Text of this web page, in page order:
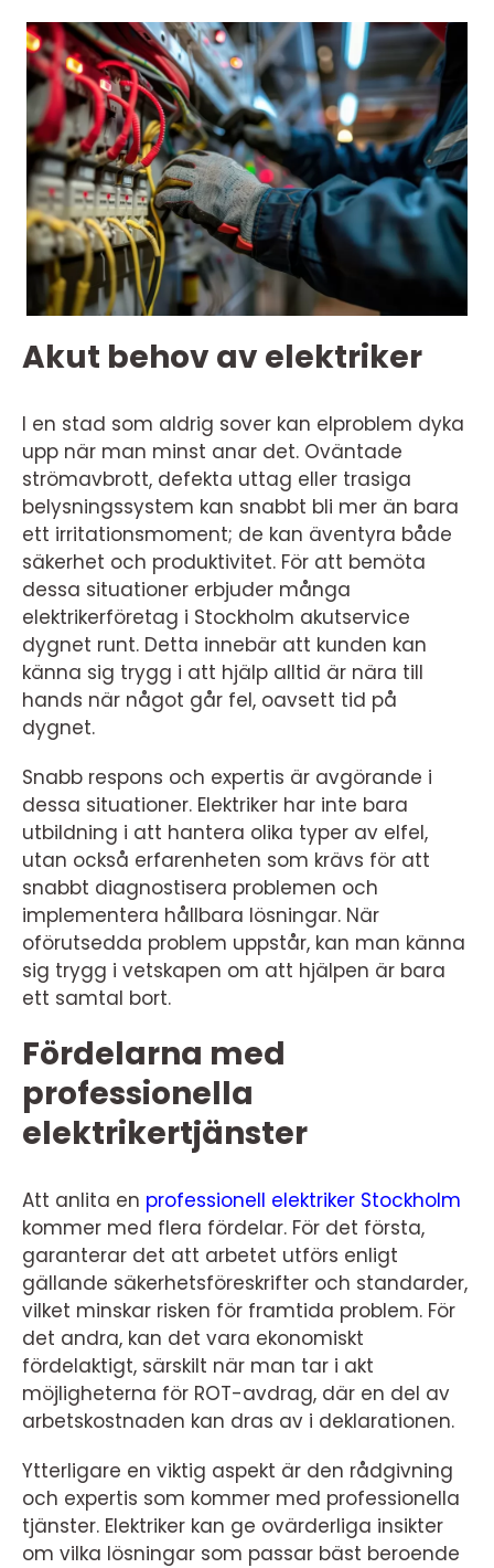
Akut behov av elektriker
I en stad som aldrig sover kan elproblem dyka
upp när man minst anar det. Oväntade
strömavbrott, defekta uttag eller trasiga
belysningssystem kan snabbt bli mer än bara
ett irritationsmoment; de kan äventyra både
säkerhet och produktivitet. För att bemöta
dessa situationer erbjuder många
elektrikerföretag i Stockholm akutservice
dygnet runt. Detta innebär att kunden kan
känna sig trygg i att hjälp alltid är nära till
hands när något går fel, oavsett tid på
dygnet.
Snabb respons och expertis är avgörande i
dessa situationer. Elektriker har inte bara
utbildning i att hantera olika typer av elfel,
utan också erfarenheten som krävs för att
snabbt diagnostisera problemen och
implementera hållbara lösningar. När
oförutsedda problem uppstår, kan man känna
sig trygg i vetskapen om att hjälpen är bara
ett samtal bort.
Fördelarna med
professionella
elektrikertjänster
Att anlita en professionell elektriker Stockholm
kommer med flera fördelar. För det första,
garanterar det att arbetet utförs enligt
gällande säkerhetsföreskrifter och standarder,
vilket minskar risken för framtida problem. För
det andra, kan det vara ekonomiskt
fördelaktigt, särskilt när man tar i akt
möjligheterna för ROT-avdrag, där en del av
arbetskostnaden kan dras av i deklarationen.
Ytterligare en viktig aspekt är den rådgivning
och expertis som kommer med professionella
tjänster. Elektriker kan ge ovärderliga insikter
om vilka lösningar som passar bäst beroende